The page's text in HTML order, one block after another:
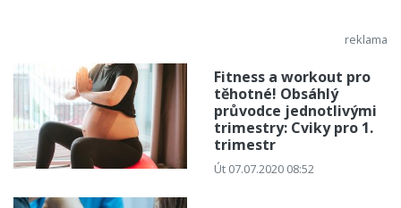
Fitness a workout pro
těhotné! Obsáhlý
průvodce jednotlivými
trimestry: Cviky pro 1.
trimestr
Út 07.07.2020 08:52